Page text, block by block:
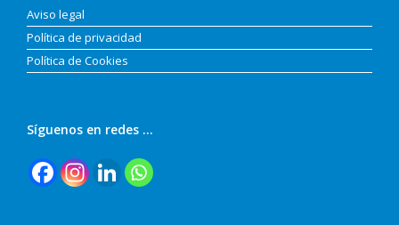
Aviso legal
Política de privacidad
Política de Cookies
Síguenos en redes …